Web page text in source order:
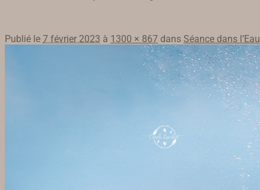
Publié le 7 février 2023 à 1300 × 867 dans Séance dans l’Eau